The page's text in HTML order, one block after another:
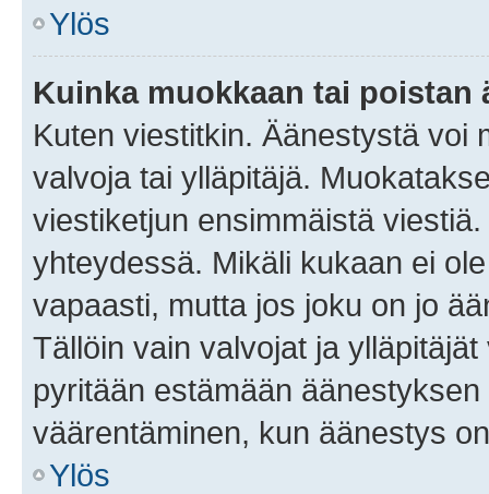
Ylös
Kuinka muokkaan tai poistan
Kuten viestitkin. Äänestystä voi
valvoja tai ylläpitäjä.
viestiketjun ensimmäistä
yhteydessä. Mikäli kukaan ei
vapaasti, mutta jos joku on jo
Tällöin vain valvojat ja
pyritään estämään
väärentäminen, kun äänestys
Ylös